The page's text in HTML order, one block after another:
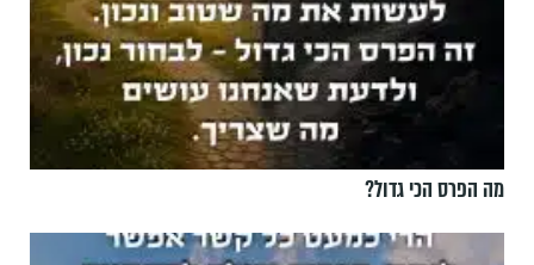
מה הפרס הכי גדול?